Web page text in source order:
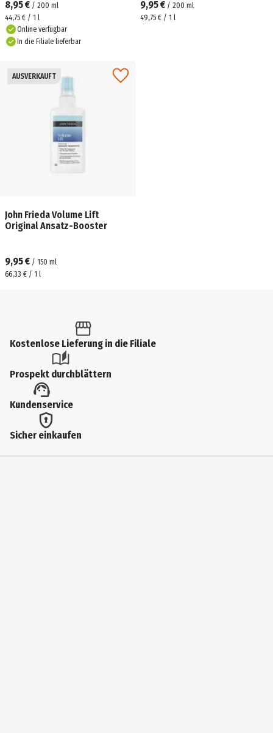
8,95 € / 200 ml
44,75 € / 1 l
Online verfügbar
In die Filiale lieferbar
9,95 € / 200 ml
49,75 € / 1 l
AUSVERKAUFT
John Frieda Volume Lift
Original Ansatz-Booster
9,95 € / 150 ml
66,33 € / 1 l
Kostenlose Lieferung in die Filiale
Prospekt durchblättern
Kundenservice
Sicher einkaufen